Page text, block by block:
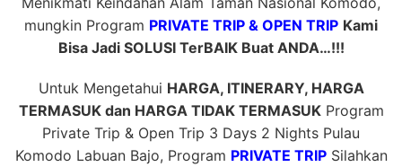
mungkin Program PRIVATE TRIP & OPEN TRIP Kami
Bisa Jadi SOLUSI TerBAIK Buat ANDA…!!!
Untuk Mengetahui HARGA, ITINERARY, HARGA
TERMASUK dan HARGA TIDAK TERMASUKProgram
Private Trip & Open Trip 3 Days 2 Nights Pulau
Komodo Labuan Bajo, Program PRIVATE TRIPSilahkan